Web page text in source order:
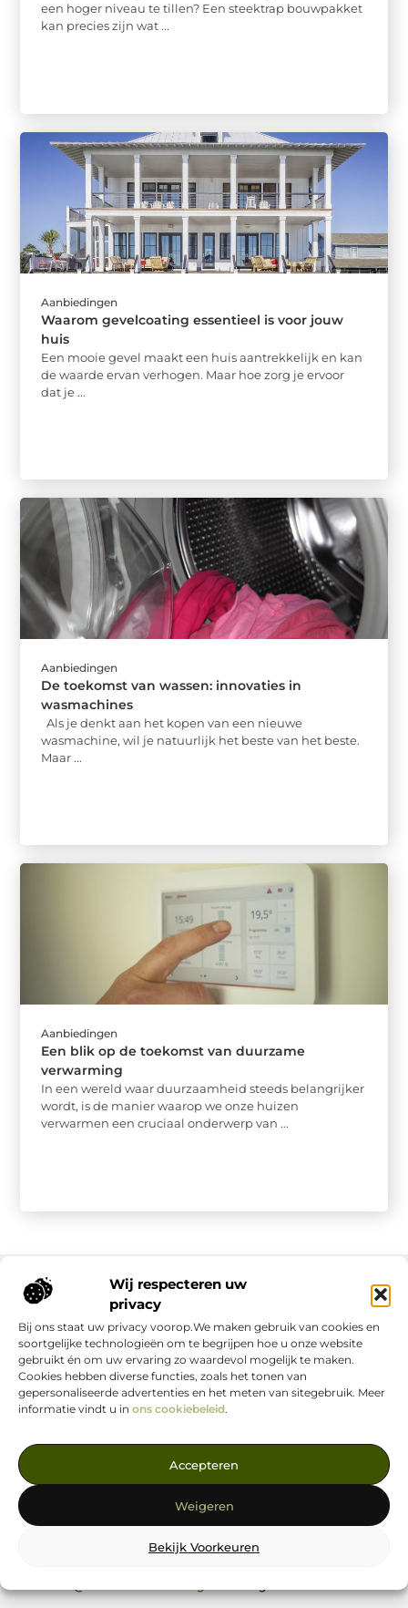
Wij respecteren uw
privacy
Bij ons staat uw privacy voorop.We maken gebruik van cookies en
soortgelijke technologieën om te begrijpen hoe u onze website
gebruikt én om uw ervaring zo waardevol mogelijk te maken.
Cookies hebben diverse functies, zoals het tonen van
gepersonaliseerde advertenties en het meten van sitegebruik. Meer
informatie vindt u in ons cookiebeleid.
Accepteren
Weigeren
Bekijk Voorkeuren
een hoger niveau te tillen? Een steektrap bouwpakket
kan precies zijn wat ...
Aanbiedingen
Waarom gevelcoating essentieel is voor jouw
huis
Een mooie gevel maakt een huis aantrekkelijk en kan
de waarde ervan verhogen. Maar hoe zorg je ervoor
dat je ...
Aanbiedingen
De toekomst van wassen: innovaties in
wasmachines
Als je denkt aan het kopen van een nieuwe
wasmachine, wil je natuurlijk het beste van het beste.
Maar ...
Aanbiedingen
Een blik op de toekomst van duurzame
verwarming
In een wereld waar duurzaamheid steeds belangrijker
wordt, is de manier waarop we onze huizen
verwarmen een cruciaal onderwerp van ...
— Ontdek inspirerende verhalen, nuttige tips en waardevolle
artikelen, allemaal op één centrale plek. Start je leesavontuur
vandaag op linkstrategie.nl!
Onze informatie